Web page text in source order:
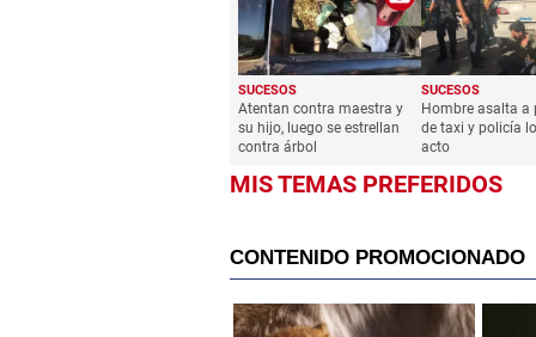
SUCESOS
Atentan contra maestra y
su hijo, luego se estrellan
contra árbol
SUCESOS
Hombre asalta a
de taxi y policía
acto
MIS TEMAS PREFERIDOS